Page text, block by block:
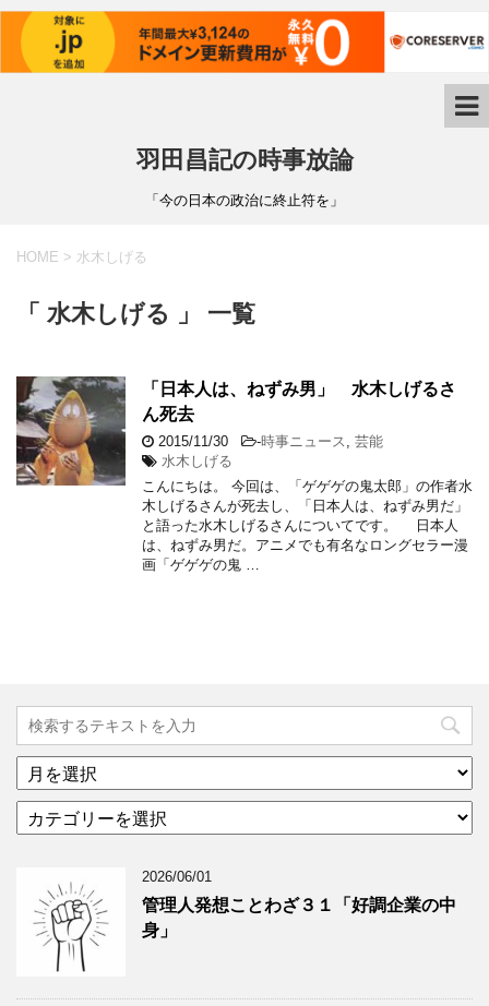
羽田昌記の時事放論
「今の日本の政治に終止符を」
HOME > 水木しげる
「 水木しげる 」 一覧
「日本人は、ねずみ男」 水木しげるさ
ん死去
2015/11/30 -時事ニュース , 芸能
水木しげる
こんにちは。 今回は、「ゲゲゲの鬼太郎」の作者水
木しげるさんが死去し、「日本人は、ねずみ男だ」
と語った水木しげるさんについてです。 日本人
は、ねずみ男だ。アニメでも有名なロングセラー漫
画「ゲゲゲの鬼 …
ア
ー
イ
グ
テ
ー
2026/06/01
管理人発想ことわざ３１「好調企業の中
身」